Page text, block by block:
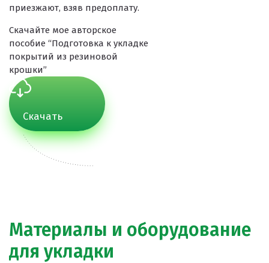
приезжают, взяв предоплату.
Скачайте мое авторское
пособие “Подготовка к укладке
покрытий из резиновой
крошки”
Скачать
Материалы и оборудование
для укладки